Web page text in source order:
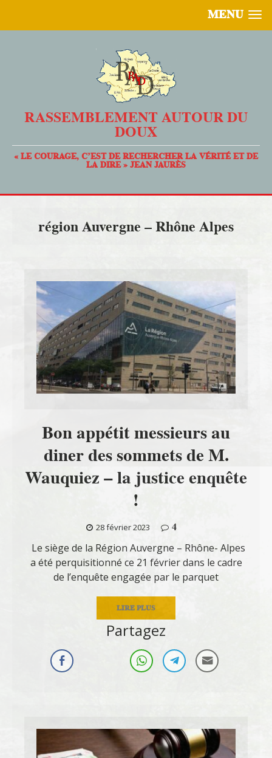
MENU
RASSEMBLEMENT AUTOUR DU
DOUX
« LE COURAGE, C’EST DE RECHERCHER LA VÉRITÉ ET DE
LA DIRE » JEAN JAURÈS
région Auvergne – Rhône Alpes
Bon appétit messieurs au
diner des sommets de M.
Wauquiez – la justice enquête
!
28 février 2023
4
Le siège de la Région Auvergne – Rhône- Alpes
a été perquisitionné ce 21 février dans le cadre
de l’enquête engagée par le parquet
LIRE PLUS
Partagez